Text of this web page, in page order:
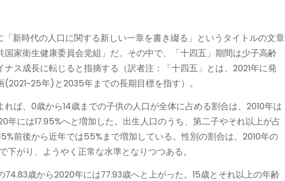
「新時代の人口に関する新しい一章を書き綴る」というタイトルの文章
国家衛生健康委員会党組」だ。その中で、「十四五」期間は少子高齢
ス成長に転じると指摘する（訳者注：「十四五」とは、2021年に発
年)と2035年までの長期目標を指す）。
ば、0歳から14歳までの子供の人口が全体に占める割合は、2010年は
年には17.95%へと増加した。出生人口のうち、第二子やそれ以上が占
前後から近年では55%まで増加している。性別の割合は、2010年の
下がり、ようやく正常な水準となりつつある。
74.83歳から2020年には77.93歳へと上がった。15歳とそれ以上の年齢